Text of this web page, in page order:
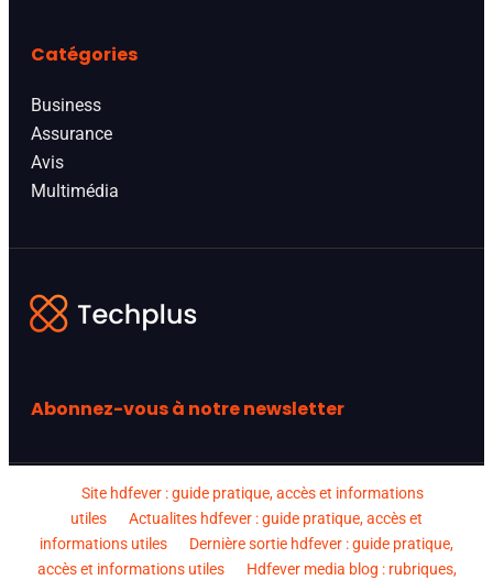
Catégories
Business
Assurance
Avis
Multimédia
Abonnez-vous à notre newsletter
Site hdfever : guide pratique, accès et informations
utiles
Actualites hdfever : guide pratique, accès et
informations utiles
Dernière sortie hdfever : guide pratique,
accès et informations utiles
Hdfever media blog : rubriques,